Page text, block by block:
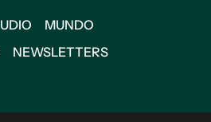
MUNDO
NEWSLETTERS